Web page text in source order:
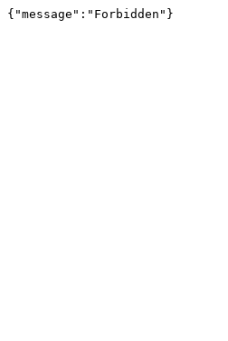
{"message":"Forbidden"}